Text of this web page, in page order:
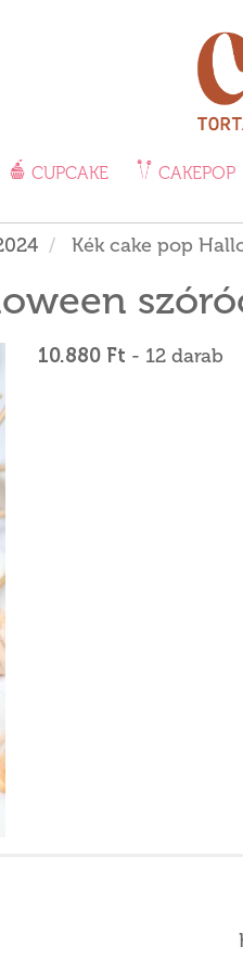
CUPCAKE CAKEPOP
Kék cake pop
10.880 Ft - 12 darab